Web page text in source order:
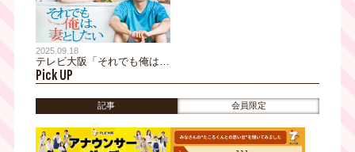
2025.09.18
テレビ大阪「それでも俺は、
妻としたい」が2025年日本
民間放送連盟賞 テレビドラ
マ部門で優秀賞を受賞！
Pick UP
記事 会員限定